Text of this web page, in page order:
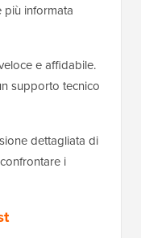
più informata
e affidabile.
supporto tecnico
dettagliata di
i